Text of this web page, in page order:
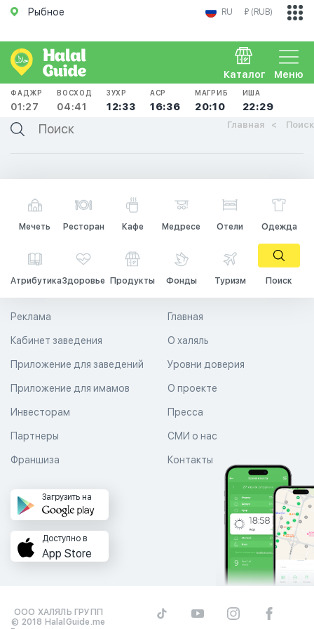
Рыбное RU ₽ (RUB)
Меню
Каталог
ФАДЖР
01:27
ВОСХОД
04:41
ЗУХР
12:33
АСР
16:36
МАГРИБ
20:10
ИША
22:29
Главная Поиск
Мечеть Ресторан Кафе Медресе Отели Одежда
АтрибутикаЗдоровье Продукты Фонды Туризм Поиск
Главная
О халяль
Уровни доверия
Реклама
Кабинет заведения
Приложение для заведений
Приложение для имамов О проекте
Пресса
СМИ о нас
Контакты
Инвесторам
Партнеры
Франшиза
Загрузить на
Доступно в
App Store
ООО ХАЛЯЛЬ ГРУПП
© 2018 HalalGuide.me